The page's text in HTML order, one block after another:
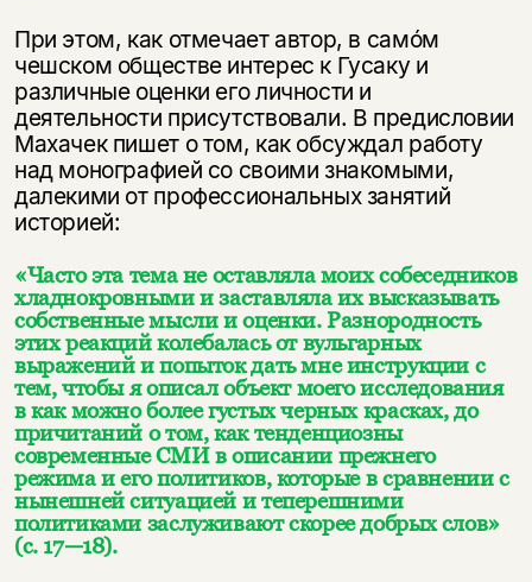
При этом, как отмечает автор, в самóм
чешском обществе интерес к Гусаку и
различные оценки его личности и
деятельности присутствовали. В предисловии
Махачек пишет о том, как обсуждал работу
над монографией со своими знакомыми,
далекими от профессиональных занятий
историей:
«Часто эта тема не оставляла моих собеседников
хладнокровными и заставляла их высказывать
собственные мысли и оценки. Разнородность
этих реакций колебалась от вульгарных
выражений и попыток дать мне инструкции с
тем, чтобы я описал объект моего исследования
в как можно более густых черных красках, до
причитаний о том, как тенденциозны
современные СМИ в описании прежнего
режима и его политиков, которые в сравнении с
нынешней ситуацией и теперешними
политиками заслуживают скорее добрых слов»
(с. 17—18).